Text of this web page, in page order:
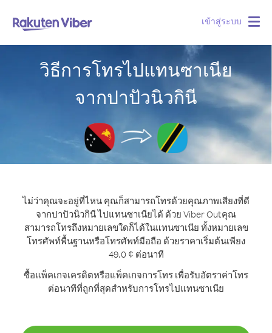
เข้าสู่ระบบ
วิธีการโทรไปแทนซาเนีย
จากปาปัวนิวกินี
ไม่ว่าคุณจะอยู่ที่ไหน คุณก็สามารถโทรด้วยคุณภาพเสียงที่ดี
จากปาปัวนิวกินี ไปแทนซาเนียได้ ด้วย Viber Outคุณ
สามารถโทรถึงหมายเลขใดก็ได้ในแทนซาเนีย ทั้งหมายเลข
โทรศัพท์พื้นฐานหรือโทรศัพท์มือถือ ด้วยราคาเริ่มต้นเพียง
49.0 ¢ ต่อนาที
ซื้อแพ็คเกจเครดิตหรือแพ็คเกจการโทร เพื่อรับอัตราค่าโทร
ต่อนาทีที่ถูกที่สุดสำหรับการโทรไปแทนซาเนีย